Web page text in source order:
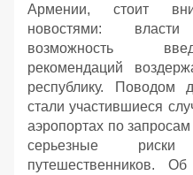
Армении, стоит
новостями:
возможность
рекомендаций
республику. Поводом
стали участившиеся
аэропортах по запросам
серьезные
путешественников.